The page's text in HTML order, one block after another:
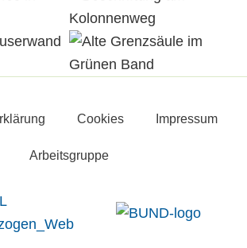
Cookies Impressum
Arbeitsgruppe